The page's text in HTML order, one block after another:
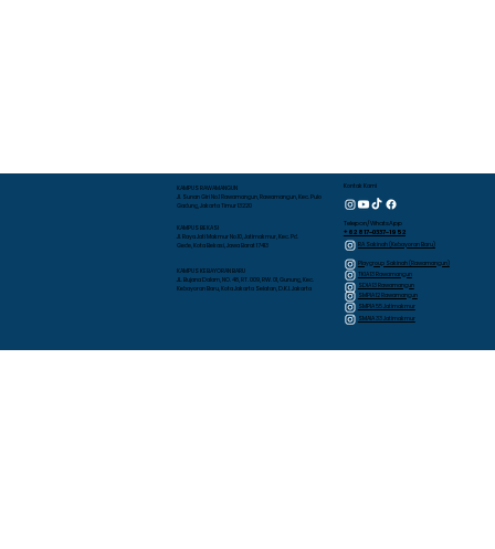
KAMPUS RAWAMANGUN
Jl. Sunan Giri No.1 Rawamangun, Rawamangun, Kec. Pulo
Gadung, Jakarta Timur 13220
KAMPUS BEKASI
Jl. Raya Jati Makmur No.10, Jatimakmur, Kec. Pd.
Gede, Kota Bekasi, Jawa Barat 17413
KAMPUS KEBAYORAN BARU
JL. Bujana Dalam, NO. 48, RT. 009, RW. 01, Gunung, Kec.
Kebayoran Baru, Kota Jakarta Selatan, D.K.I. Jakarta
Kontak Kami
Telepon/WhatsApp
+62 817-0337-1952
RA Sakinah (Kebayoran Baru)
Playgroup Sakinah (Rawamangun)
TKIA 13 Rawamangun
SDIA 13 Rawamangun
SMPIA 12 Rawamangun
SMPIA 55 Jatimakmur
SMAIA 33 Jatimakmur